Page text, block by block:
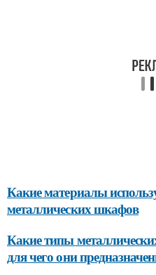
Какие материалы
металлических шкафов
Какие типы
для чего они